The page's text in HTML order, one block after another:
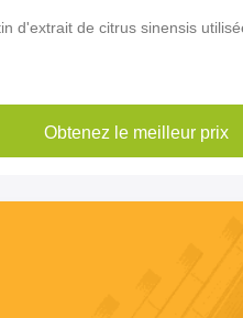
d'extrait de citrus sinensis
Obtenez le meilleur prix